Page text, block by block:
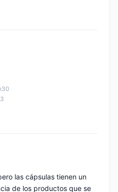
las cápsulas tienen un
de los productos que se